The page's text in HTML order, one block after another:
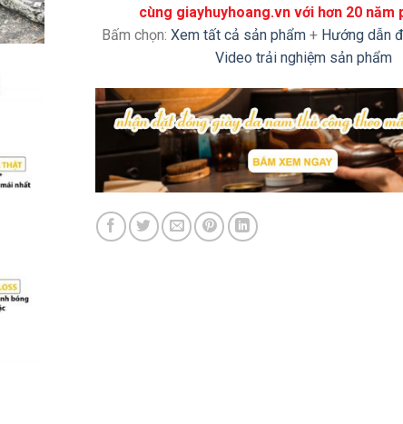
cùng giayhuyhoang.vn với hơn 20 năm
Bấm chọn: Xem tất cả sản phẩm+ Hướng dẫn
Video trải nghiệm sản phẩm